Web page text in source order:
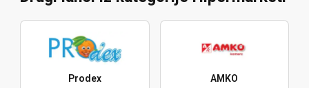
Prodex AMKO